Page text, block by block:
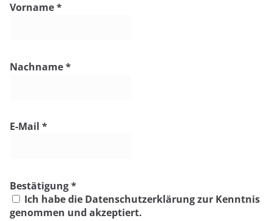
Vorname*
Nachname*
E-Mail *
Bestätigung*
Ich habe die Datenschutzerklärung zur Kenntnis
genommen und akzeptiert.